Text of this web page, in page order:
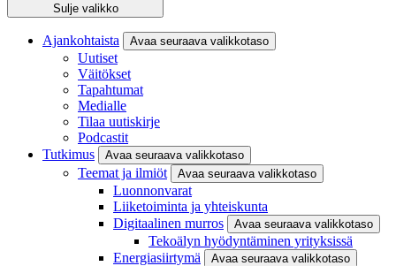
Sulje valikko
Ajankohtaista Avaa seuraava valikkotaso
Uutiset
Väitökset
Tapahtumat
Medialle
Tilaa uutiskirje
Podcastit
Tutkimus
Avaa seuraava valikkotaso
Teemat ja ilmiöt Avaa seuraava valikkotaso
Luonnonvarat
Liiketoiminta ja yhteiskunta
Digitaalinen murros
Avaa seuraava valikkotaso
Tekoälyn hyödyntäminen yrityksissä
Energiasiirtymä
Avaa seuraava valikkotaso